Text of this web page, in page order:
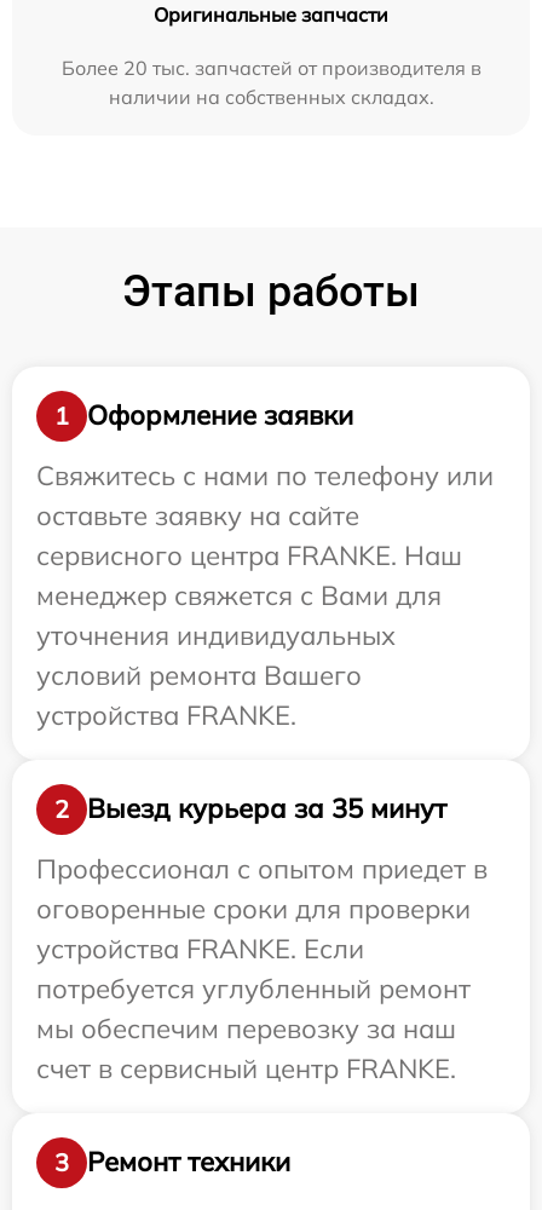
Оригинальные запчасти
Более 20 тыс. запчастей от производителя в
наличии на собственных складах.
Этапы работы
1
Оформление заявки
Свяжитесь с нами по телефону или
оставьте заявку на сайте
сервисного центра FRANKE. Наш
менеджер свяжется с Вами для
уточнения индивидуальных
условий ремонта Вашего
устройства FRANKE.
2
Выезд курьера за 35 минут
Профессионал с опытом приедет в
оговоренные сроки для проверки
устройства FRANKE. Если
потребуется углубленный ремонт
мы обеспечим перевозку за наш
счет в сервисный центр FRANKE.
3
Ремонт техники